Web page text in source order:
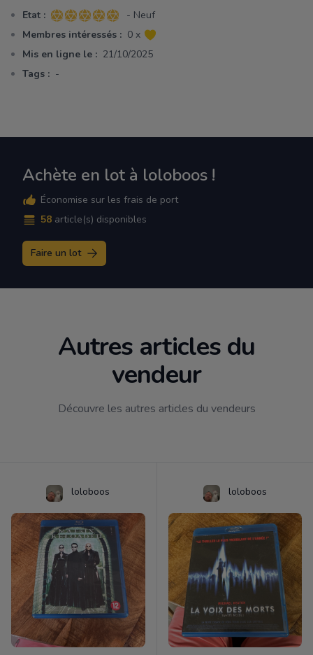
Etat : 5 sur 5 étoiles
- Neuf
Membres intéressés : 0 x
Mis en ligne le : 21/10/2025
Tags : -
Achète en lot à loloboos !
Économise sur les frais de port
58 article(s) disponibles
Faire un lot
Autres articles du
vendeur
Découvre les autres articles du vendeurs
loloboos loloboos